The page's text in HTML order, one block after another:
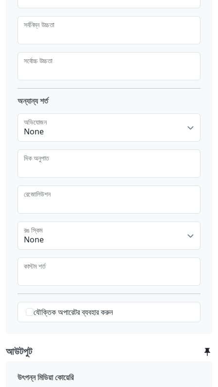
সর্বনিম্ন উচ্চতা
সর্বোচ্চ উচ্চতা
অন্যান্য শর্ত
None
অভিযোজন
দিক অনুপাত
রেজোলিউশন
None
রঙ স্কিম
কাস্টম শর্ত
যৌক্তিক অপারেটর ব্যবহার করুন
আউটপুট
উৎপন্ন মিডিয়া কোয়েরি